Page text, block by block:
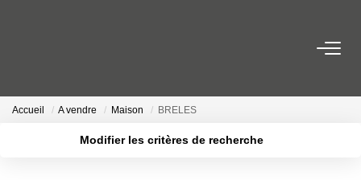
À Vendre
À Louer
Accueil A vendre Maison BRELES
Modifier les critères de recherche